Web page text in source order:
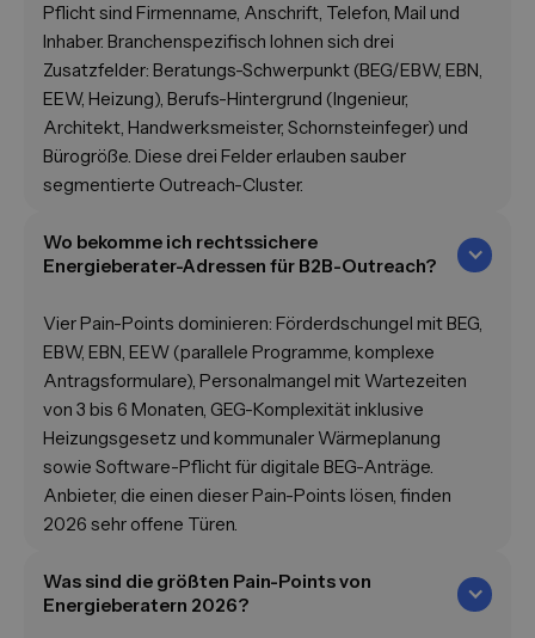
Pflicht sind Firmenname, Anschrift, Telefon, Mail und
Inhaber. Branchenspezifisch lohnen sich drei
Zusatzfelder: Beratungs-Schwerpunkt (BEG/EBW, EBN,
EEW, Heizung), Berufs-Hintergrund (Ingenieur,
Architekt, Handwerksmeister, Schornsteinfeger) und
Bürogröße. Diese drei Felder erlauben sauber
segmentierte Outreach-Cluster.
Wo bekomme ich rechtssichere
Energieberater-Adressen für B2B-Outreach?
Vier Pain-Points dominieren: Förderdschungel mit BEG,
EBW, EBN, EEW (parallele Programme, komplexe
Antragsformulare), Personalmangel mit Wartezeiten
von 3 bis 6 Monaten, GEG-Komplexität inklusive
Heizungsgesetz und kommunaler Wärmeplanung
sowie Software-Pflicht für digitale BEG-Anträge.
Anbieter, die einen dieser Pain-Points lösen, finden
2026 sehr offene Türen.
Was sind die größten Pain-Points von
Energieberatern 2026?